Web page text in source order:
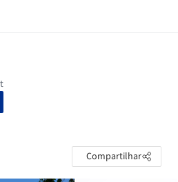
Compartilhar